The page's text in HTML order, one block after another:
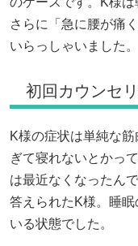
さらに「急に腰が痛
いらっしゃいました。
初回カウンセ
K様の症状は単純な
ぎて寝れないとかっ
は最近なくなったん
答えられたK様。睡
いる状態でした。